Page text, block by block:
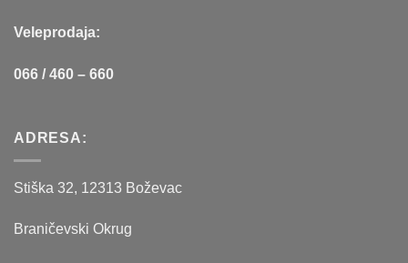
Veleprodaja:
066 / 460 – 660
ADRESA:
Stiška 32, 12313 Boževac
Braničevski Okrug